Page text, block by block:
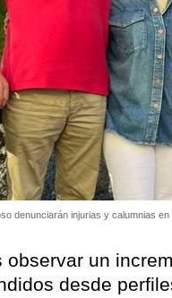
denunciarán injurias y calumnias
observar un
desde